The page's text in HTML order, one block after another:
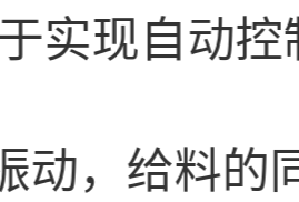
实现自动控
动，给料的